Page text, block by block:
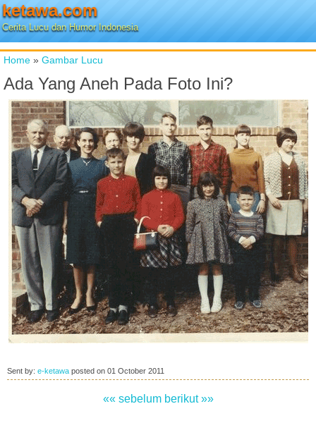
ketawa.com
Cerita Lucu dan Humor Indonesia
Home » Gambar Lucu
Ada Yang Aneh Pada Foto Ini?
Sent by: e-ketawa posted on 01 October 2011
«« sebelum berikut »»